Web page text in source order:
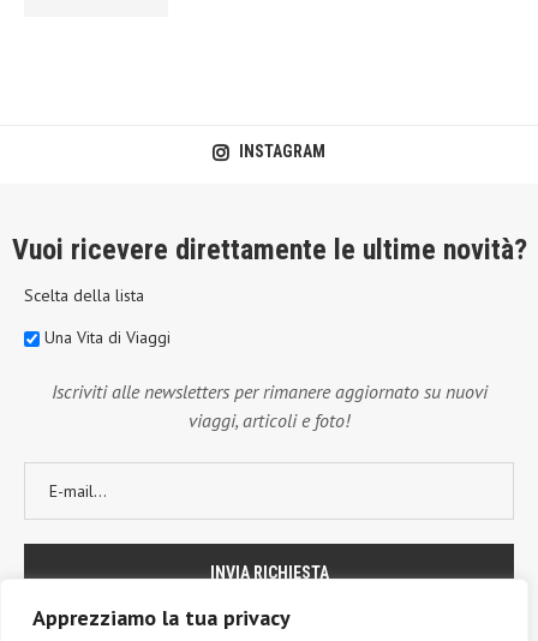
Apprezziamo la tua privacy
INSTAGRAM
Vuoi ricevere direttamente le ultime novità?
Scelta della lista
Una Vita di Viaggi
Iscriviti alle newsletters per rimanere aggiornato su nuovi
viaggi, articoli e foto!